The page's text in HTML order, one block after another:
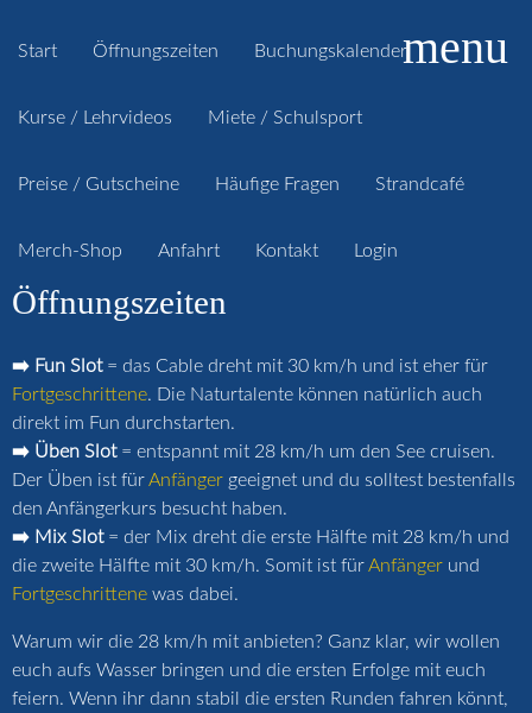
Start Öffnungszeiten Buchungskalender
Kurse / Lehrvideos Miete / Schulsport
Preise / Gutscheine Häufige Fragen Strandcafé
Merch-Shop Anfahrt Kontakt Login
menu
Öffnungszeiten
➡️ Fun Slot= das Cable dreht mit 30 km/h und ist eher für
Fortgeschrittene. Die Naturtalente können natürlich auch
direkt im Fun durchstarten.
➡️ Üben Slot= entspannt mit 28 km/h um den See cruisen.
Der Üben ist fürAnfänger geeignet und du solltest bestenfalls
den Anfängerkurs besucht haben.
➡️ Mix Slot= der Mix dreht die erste Hälfte mit 28 km/h und
die zweite Hälfte mit 30 km/h. Somit ist fürAnfänger und
Fortgeschrittene was dabei.
Warum wir die 28 km/h mit anbieten? Ganz klar, wir wollen
euch aufs Wasser bringen und die ersten Erfolge mit euch
feiern. Wenn ihr dann stabil die ersten Runden fahren könnt,